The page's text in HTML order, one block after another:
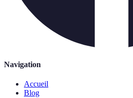
Navigation
Accueil
Blog